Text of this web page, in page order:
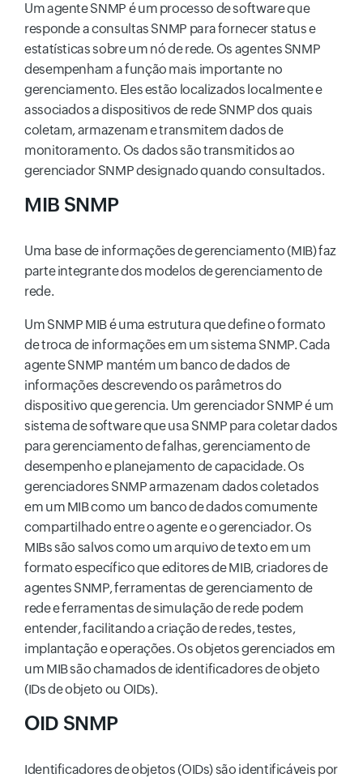
Um agente SNMP é um processo de software que
responde a consultas SNMP para fornecer status e
estatísticas sobre um nó de rede. Os agentes SNMP
desempenham a função mais importante no
gerenciamento. Eles estão localizados localmente e
associados a dispositivos de rede SNMP dos quais
coletam, armazenam e transmitem dados de
monitoramento. Os dados são transmitidos ao
gerenciador SNMP designado quando consultados.
MIB SNMP
Uma base de informações de gerenciamento (MIB) faz
parte integrante dos modelos de gerenciamento de
rede.
Um SNMP MIB é uma estrutura que define o formato
de troca de informações em um sistema SNMP. Cada
agente SNMP mantém um banco de dados de
informações descrevendo os parâmetros do
dispositivo que gerencia. Um gerenciador SNMP é um
sistema de software que usa SNMP para coletar dados
para gerenciamento de falhas, gerenciamento de
desempenho e planejamento de capacidade. Os
gerenciadores SNMP armazenam dados coletados
em um MIB como um banco de dados comumente
compartilhado entre o agente e o gerenciador. Os
MIBs são salvos como um arquivo de texto em um
formato específico que editores de MIB, criadores de
agentes SNMP, ferramentas de gerenciamento de
rede e ferramentas de simulação de rede podem
entender, facilitando a criação de redes, testes,
implantação e operações. Os objetos gerenciados em
um MIB são chamados de identificadores de objeto
(IDs de objeto ou OIDs).
OID SNMP
Identificadores de objetos (OIDs) são identificáveis por